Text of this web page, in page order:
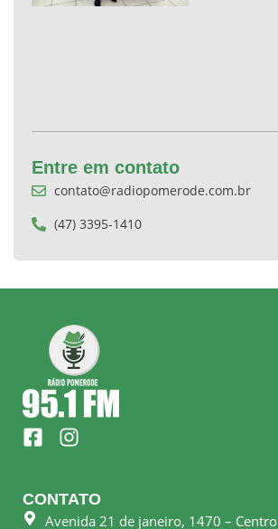
Entre em contato
contato@radiopomerode.com.br
(47) 3395-1410
F
a
e
b
I
n
t
a
CONTATO
Avenida 21 de janeiro, 1470 – Centro